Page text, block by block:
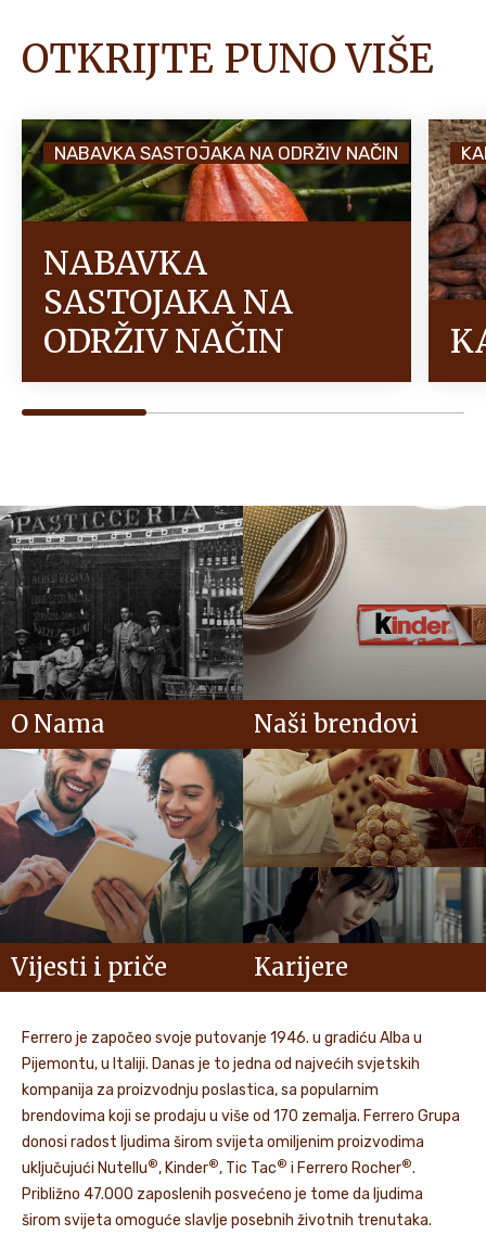
OTKRIJTE PUNO VIŠE
NABAVKA SASTOJAKA NA ODRŽIV NAČIN
NABAVKA
SASTOJAKA NA
ODRŽIV NAČIN
O Nama Naši brendovi
Vijesti i priče Karijere
Ferrero je započeo svoje putovanje 1946. u gradiću Alba u
Pijemontu, u Italiji. Danas je to jedna od najvećih svjetskih
kompanija za proizvodnju poslastica, sa popularnim
brendovima koji se prodaju u više od 170 zemalja. Ferrero Grupa
donosi radost ljudima širom svijeta omiljenim proizvodima
uključujući Nutellu®, Kinder®, Tic Tac® i Ferrero Rocher®.
Približno 47.000 zaposlenih posvećeno je tome da ljudima
širom svijeta omoguće slavlje posebnih životnih trenutaka.